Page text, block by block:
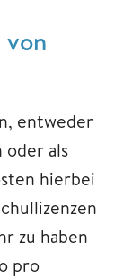
entweder
oder als
hierbei
zu haben
pro